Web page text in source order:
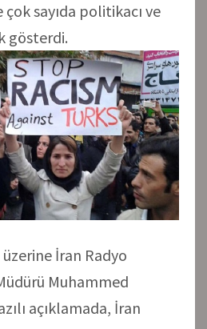
sayıda politikacı ve
gösterdi.
İran Radyo
Muhammed
açıklamada, İran